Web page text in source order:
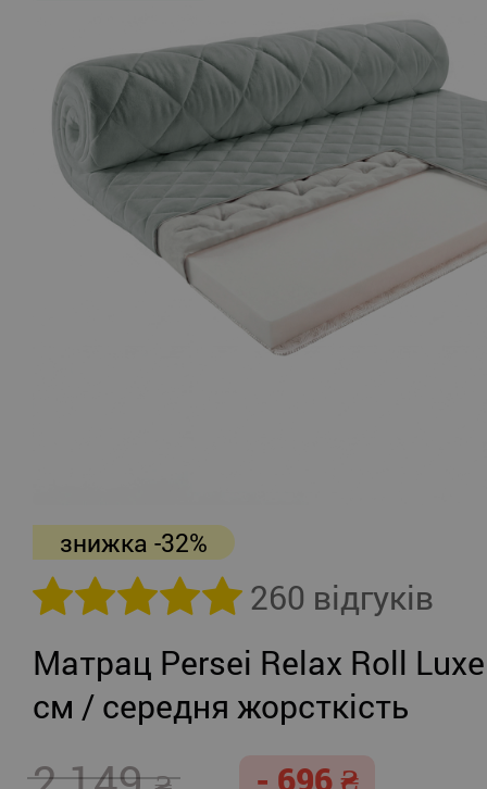
знижка -32%
260 відгуків
Матрац Persei Relax Roll
см / середня жорсткість
- 696